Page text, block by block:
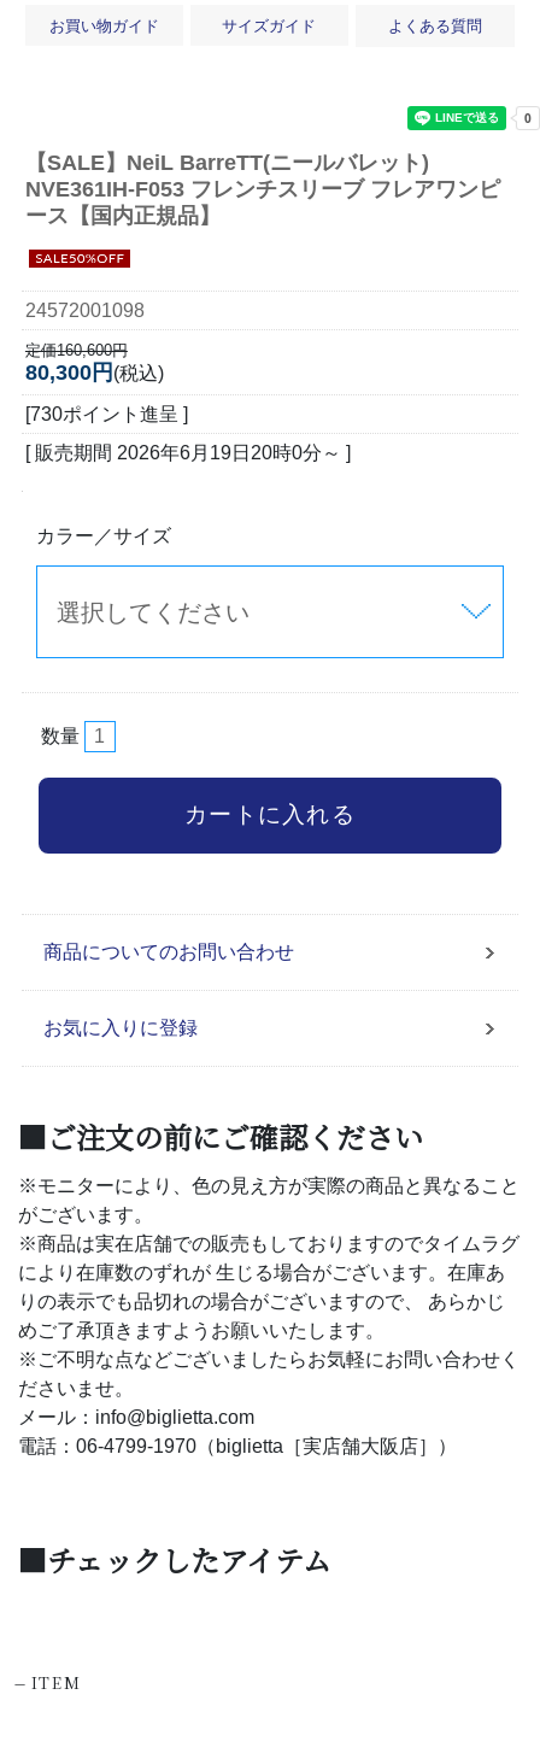
お買い物ガイド サイズガイド よくある質問
【SALE】 NeiL BarreTT(ニールバレット)
NVE361IH-F053 フレンチスリーブ フレアワンピ
ース【国内正規品】
24572001098
定価160,600円
80,300円 (税込)
[730ポイント進呈 ]
[ 販売期間 2026年6月19日20時0分 ～ ]
カラー／サイズ
数量
商品についてのお問い合わせ
お気に入りに登録
■ご注文の前にご確認ください
※モニターにより、色の見え方が実際の商品と異なること
がございます。
※商品は実在店舗での販売もしておりますのでタイムラグ
により在庫数のずれが 生じる場合がございます。在庫あ
りの表示でも品切れの場合がございますので、 あらかじ
めご了承頂きますようお願いいたします。
※ご不明な点などございましたらお気軽にお問い合わせく
ださいませ。
メール：info@biglietta.com
電話：06-4799-1970（biglietta［実店舗大阪店］）
■チェックしたアイテム
-ITEM